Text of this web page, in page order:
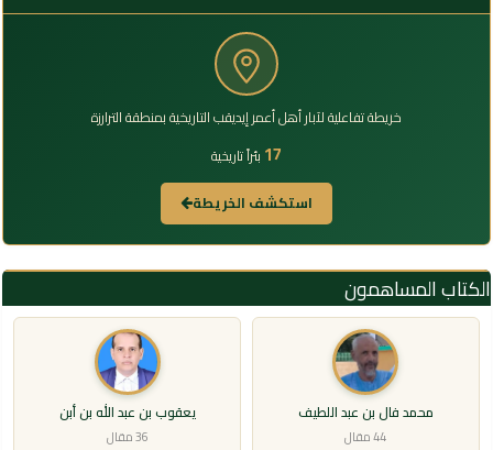
خريطة تفاعلية لآبار أهل أعمر إيديقب التاريخية بمنطقة الترارزة
17 بئراً تاريخية
استكشف الخريطة
الكتاب المساهمون
محمد فال بن عبد اللطيف
44 مقال
يعقوب بن عبد الله بن أبن
36 مقال